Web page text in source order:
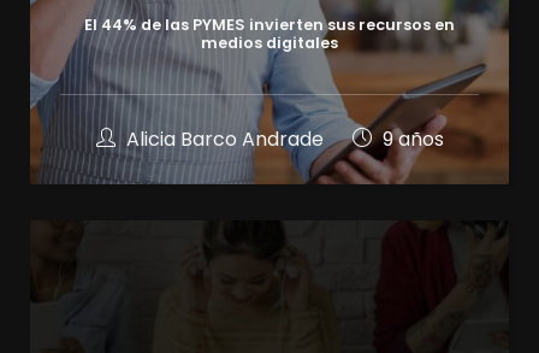
El 44% de las PYMES invierten sus recursos en
medios digitales
Alicia Barco Andrade 9 años